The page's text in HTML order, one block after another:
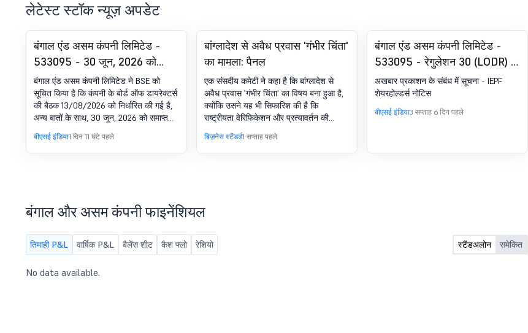
लेटेस्ट स्टॉक न्यूज़ अपडेट
बंगाल एंड असम कंपनी लिमिटेड -
533095 - 30 जून, 2026 को
समाप्त पहली तिमाही के लिए अन-
ऑडिटेड फाइनेंशियल परिणामों
(स्टैंडअलोन और कंसोलिडेटेड दोनों)
पर विचार करने और अप्रूवल के लिए
बोर्ड मीटिंग की सूचना
बंगाल एंड असम कंपनी लिमिटेड ने BSE को
सूचित किया है कि कंपनी के बोर्ड ऑफ डायरेक्टर्स
की बैठक 13/08/2026 को निर्धारित की गई है,
अन्य बातों के साथ, 30 जून, 2026 को समाप्त
पहली तिमाही के लिए अन-ऑडिटेड फाइनेंशियल
परिणामों (स्टैंडअलोन और कंसोलिडेटेड दोनों) पर
विचार करने और अप्रूव करने के लिए
बीएसई इंडिया1 दिन 11 घंटे पहले
बांग्लादेश से अवैध प्रवास 'गंभीर चिंता'
का मामला: पैनल
एक संसदीय कमेटी ने कहा है कि बांग्लादेश से
अवैध प्रवास 'गंभीर चिंता' का विषय बना हुआ है,
क्योंकि उसने यह भी सिफारिश की है कि
राष्ट्रीयता वेरिफिकेशन और प्रत्यावर्तन की
प्रगति की निगरानी करने के लिए दोनों देशों के
बीच एक 'समर्पित द्विपक्षीय तंत्र' या एक संयुक्त
कार्य समूह स्थापित किया जाए. पैनल ने यह भी
है-"भारत-बांग्लादेश संबंधों के भविष्य' विषय पर
कमेटी की नौवीं रिपोर्ट में निहित निरीक्षणों/
बिज़नेस स्टैंडर्ड1 सप्ताह पहले
बंगाल एंड असम कंपनी लिमिटेड -
533095 - रेगुलेशन 30 (LODR) के
तहत घोषणा - न्यूज़पेपर पब्लिकेशन
अखबार प्रकाशन के संबंध में सूचना - IEPF
शेयरहोल्डर्स नोटिस
बीएसई इंडिया3 सप्ताह 6 दिन पहले
बंगाल और असम कंपनी फाइनेंशियल
तिमाही P&L वार्षिक P&L बैलेंस शीट कैश फ्लो रेशियो स्टैंडअलोन समेकित
No data available.